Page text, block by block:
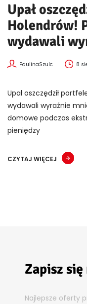
Upał
Holendrów!
wydawali
PaulinaSzulc 8
Upał oszczędził
wydawali wyraźnie
domowe podczas
pieniędzy
CZYTAJ WIĘCEJ
Zapisz
Najlepsze oferty